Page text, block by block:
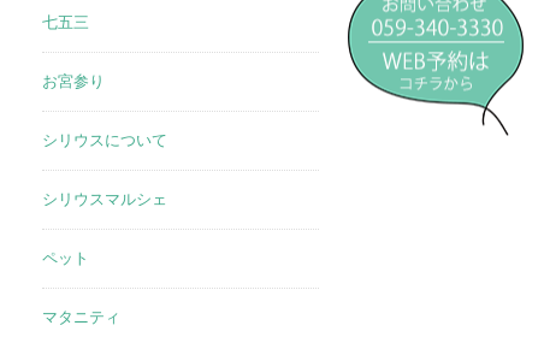
七五三
お宮参り
シリウスについて
シリウスマルシェ
ペット
マタニティ